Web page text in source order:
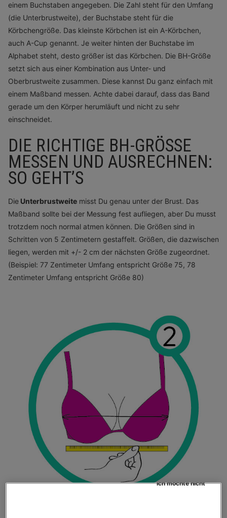
einem Buchstaben angegeben. Die Zahl steht für den Umfang
(die Unterbrustweite), der Buchstabe steht für die
Körbchengröße. Das kleinste Körbchen ist ein A-Körbchen,
auch A-Cup genannt. Je weiter hinten der Buchstabe im
Alphabet steht, desto größer ist das Körbchen. Die BH-Größe
setzt sich aus einer Kombination aus Unter- und
Oberbrustweite zusammen. Diese kannst Du ganz einfach mit
einem Maßband messen. Achte dabei darauf, dass das Band
gerade um den Körper herumläuft und nicht zu sehr
einschneidet.
DIE RICHTIGE BH-GRÖSSE M
ESSEN UND AUSRECHNEN: S
O GEHT’S
Die Unterbrustweite misst Du genau unter der Brust. Das
Maßband sollte bei der Messung fest aufliegen, aber Du musst
trotzdem noch normal atmen können. Die Größen sind in
Schritten von 5 Zentimetern gestaffelt. Größen, die dazwischen
liegen, werden mit +/- 2 cm der nächsten Größe zugeordnet.
(Beispiel: 77 Zentimeter Umfang entspricht Größe 75, 78
Zentimeter Umfang entspricht Größe 80)
Ich möchte nicht